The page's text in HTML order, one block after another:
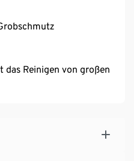
Reinigen von großen